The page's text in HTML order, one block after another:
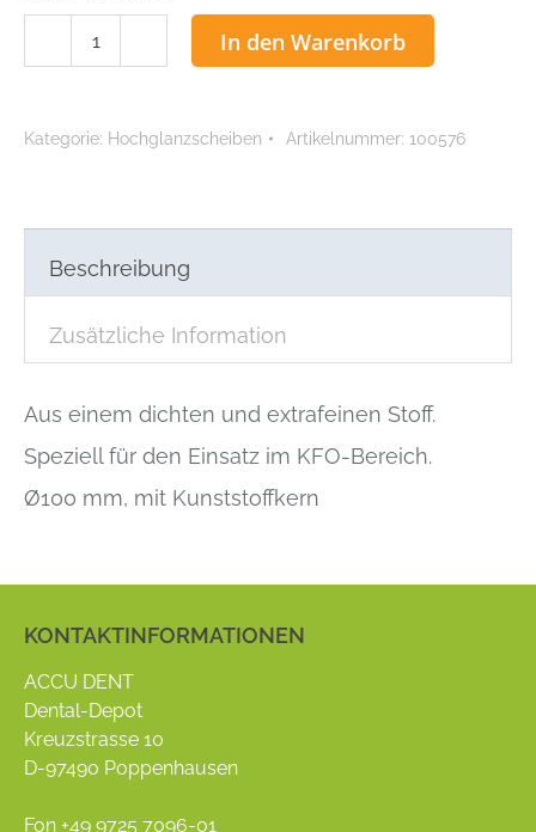
In den Warenkorb
Kategorie: Hochglanzscheiben Artikelnummer: 100576
Beschreibung
Zusätzliche Information
Aus einem dichten und extrafeinen Stoff.
Speziell für den Einsatz im KFO-Bereich.
Ø100 mm, mit Kunststoffkern
KONTAKTINFORMATIONEN
ACCU DENT
Dental-Depot
Kreuzstrasse 10
D-97490 Poppenhausen
Fon +49 9725 7096-01